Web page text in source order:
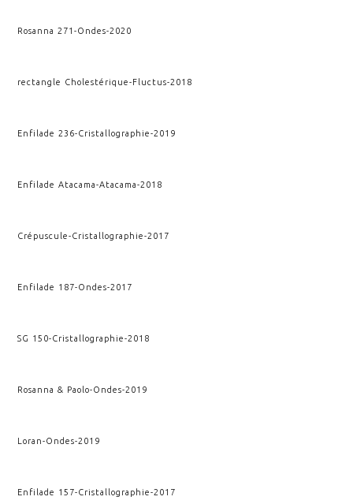
Rosanna 271-Ondes-2020
rectangle Cholestérique-Fluctus-2018
Enfilade 236-Cristallographie-2019
Enfilade Atacama-Atacama-2018
Crépuscule-Cristallographie-2017
Enfilade 187-Ondes-2017
SG 150-Cristallographie-2018
Rosanna & Paolo-Ondes-2019
Loran-Ondes-2019
Enfilade 157-Cristallographie-2017